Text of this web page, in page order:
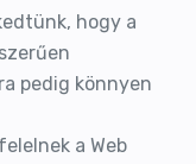
hogy a
pedig könnyen
a Web